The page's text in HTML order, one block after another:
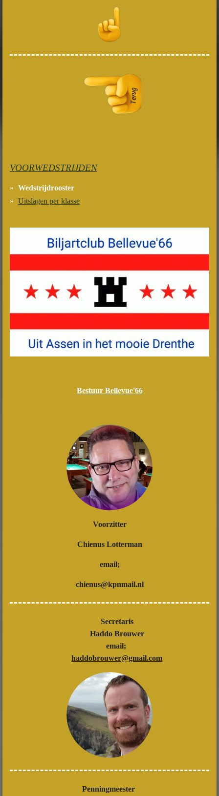
VOORWEDSTRIJDEN
Wedstrijdrooster
Uitslagen per klasse
Bestuur Bellevue'66
Voorzitter
Chienus Lotterman
email;
chienus@kpnmail.nl
Secretaris
Haddo Brouwer
email;
haddobrouwer@gmail.com
Penningmeester